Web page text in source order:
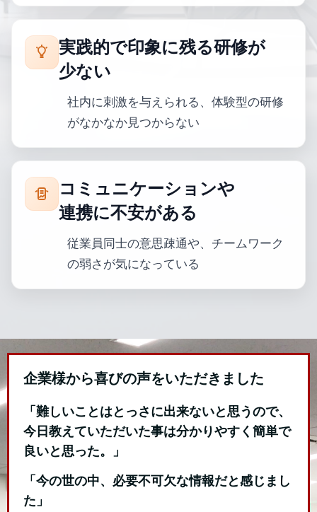
実践的で印象に残る研修が
少ない
社内に刺激を与えられる、体験型の研修
がなかなか見つからない
コミュニケーションや
連携に不安がある
従業員同士の意思疎通や、チームワーク
の弱さが気になっている
企業様から喜びの声をいただきました
「難しいことはとっさに出来ないと思うので、
今日教えていただいた事は分かりやすく簡単で
良いと思った。」
「今の世の中、必要不可欠な情報だと感じまし
た」